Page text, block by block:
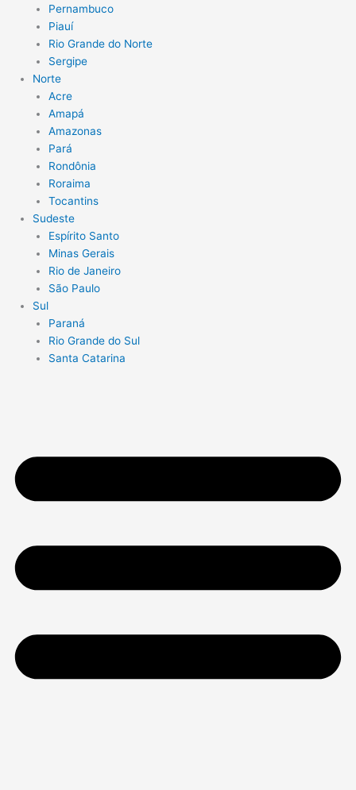
Pernambuco
Piauí
Rio Grande do Norte
Sergipe
Norte
Acre
Amapá
Amazonas
Pará
Rondônia
Roraima
Tocantins
Sudeste
Espírito Santo
Minas Gerais
Rio de Janeiro
São Paulo
Sul
Paraná
Rio Grande do Sul
Santa Catarina